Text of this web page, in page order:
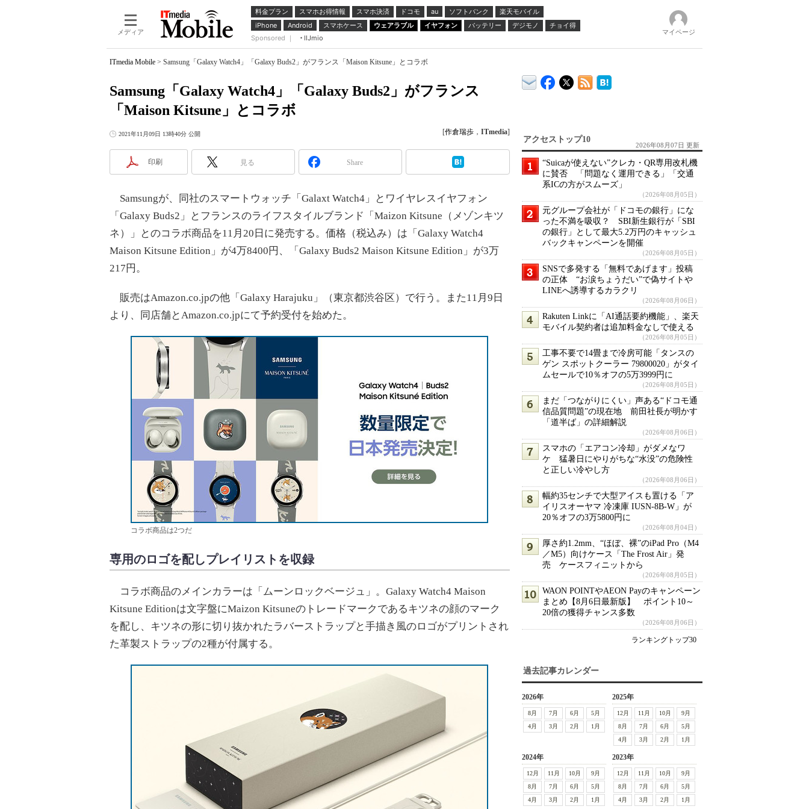
メディア
料金プラン スマホお得情報 スマホ決済 ドコモ au ソフトバンク
楽天モバイル
iPhone
Android スマホケース ウェアラブル イヤフォン バッテリー デジモノ
チョイ得
Sponsored ｜
IIJmio
マイページ
ITmedia Mobile > Samsung「Galaxy Watch4」「Galaxy Buds2」がフランス「Maison Kitsune」とコラボ
Samsung「Galaxy Watch4」「Galaxy Buds2」がフランス
「Maison Kitsune」とコラボ
2021年11月09日 13時40分 公開 [作倉瑞歩 ， ITmedia]
印刷 見る Share
Samsungが、同社のスマートウォッチ「Galaxt Watch4」とワイヤレスイヤフォン
「Galaxy Buds2」とフランスのライフスタイルブランド「Maizon Kitsune（メゾンキツ
ネ）」とのコラボ商品を11月20日に発売する。価格（税込み）は「Galaxy Watch4
Maison Kitsune Edition」が4万8400円、「Galaxy Buds2 Maison Kitsune Edition」が3万
217円。
販売はAmazon.co.jpの他「Galaxy Harajuku」（東京都渋谷区）で行う。また11月9日
より、同店舗とAmazon.co.jpにて予約受付を始めた。
コラボ商品は2つだ
専用のロゴを配しプレイリストを収録
コラボ商品のメインカラーは「ムーンロックベージュ」。Galaxy Watch4 Maison
Kitsune Editionは文字盤にMaizon Kitsuneのトレードマークであるキツネの顔のマーク
を配し、キツネの形に切り抜かれたラバーストラップと手描き風のロゴがプリントされ
た革製ストラップの2種が付属する。
アクセストップ10
2026年08月07日 更新
“Suicaが使えない”クレカ・QR専用改札機
に賛否 「問題なく運用できる」「交通
系ICの方がスムーズ」
（2026年08月05日）
元グループ会社が「ドコモの銀行」にな
った不満を吸収？ SBI新生銀行が「SBI
の銀行」として最大5.2万円のキャッシュ
バックキャンペーンを開催
（2026年08月05日）
SNSで多発する「無料であげます」投稿
の正体 “お涙ちょうだい”で偽サイトや
LINEへ誘導するカラクリ
（2026年08月06日）
Rakuten Linkに「AI通話要約機能」、楽天
モバイル契約者は追加料金なしで使える
（2026年08月05日）
工事不要で14畳まで冷房可能「タンスの
ゲン スポットクーラー 79800020」がタイ
ムセールで10％オフの5万3999円に
（2026年08月05日）
まだ「つながりにくい」声ある“ドコモ通
信品質問題”の現在地 前田社長が明かす
「道半ば」の詳細解説
（2026年08月06日）
スマホの「エアコン冷却」がダメなワ
ケ 猛暑日にやりがちな“水没”の危険性
と正しい冷やし方
（2026年08月06日）
幅約35センチで大型アイスも置ける「ア
イリスオーヤマ 冷凍庫 IUSN-8B-W」が
20％オフの3万5800円に
（2026年08月04日）
厚さ約1.2mm、“ほぼ、裸”のiPad Pro（M4
／M5）向けケース「The Frost Air」発
売 ケースフィニットから
（2026年08月05日）
WAON POINTやAEON Payのキャンペーン
まとめ【8月6日最新版】 ポイント10～
20倍の獲得チャンス多数
（2026年08月06日）
ランキングトップ30
過去記事カレンダー
2026年
8月 7月 6月
5月
4月
3月 2月 1月
2025年
12月 11月 10月
9月
8月
7月 6月
5月
4月
3月 2月 1月
2024年
12月 11月 10月
9月
8月
7月 6月
5月
4月
3月 2月 1月
2023年
12月 11月 10月
9月
8月
7月 6月
5月
4月
3月 2月 1月